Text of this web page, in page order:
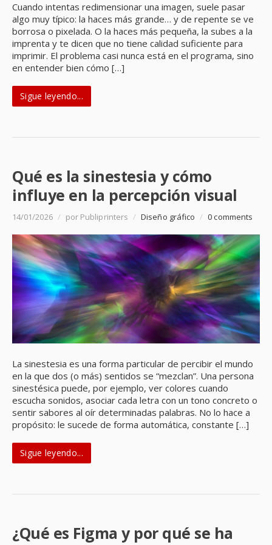
Cuando intentas redimensionar una imagen, suele pasar
algo muy típico: la haces más grande… y de repente se ve
borrosa o pixelada. O la haces más pequeña, la subes a la
imprenta y te dicen que no tiene calidad suficiente para
imprimir. El problema casi nunca está en el programa, sino
en entender bien cómo […]
Sigue leyendo...
Qué es la sinestesia y cómo
influye en la percepción visual
14/01/2026 / por Publiprinters / Diseño gráfico / 0 comments
La sinestesia es una forma particular de percibir el mundo
en la que dos (o más) sentidos se “mezclan”. Una persona
sinestésica puede, por ejemplo, ver colores cuando
escucha sonidos, asociar cada letra con un tono concreto o
sentir sabores al oír determinadas palabras. No lo hace a
propósito: le sucede de forma automática, constante […]
Sigue leyendo...
¿Qué es Figma y por qué se ha